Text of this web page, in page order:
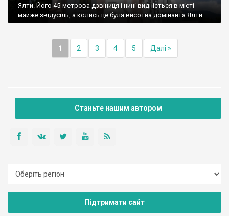
Ялти. Його 45-метрова дзвіниця і нині видніється в місті
майже звідусіль, а колись це була висотна домінанта Ялти.
1 2 3 4 5 Далі »
Станьте нашим автором
Підтримати сайт